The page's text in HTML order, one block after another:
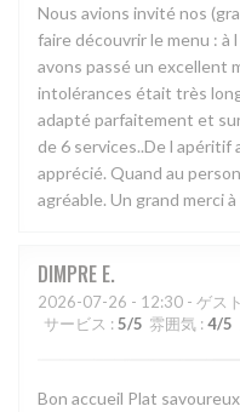
Nous avions invité nos
faire découvrir le menu : à
avons passé un excellent
intolérances était très
adapté parfaitement et
de 6 services..De l
apprécié. Quand au
agréable. Un grand merci
DIMPRE E
2026-07-26 - 12:30 - ゲス
サービス : 5/5 雰囲気 : 4/5
Bon accueil Plat